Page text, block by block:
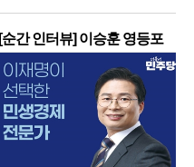
[순간 인터뷰] 이승훈 영등포
구